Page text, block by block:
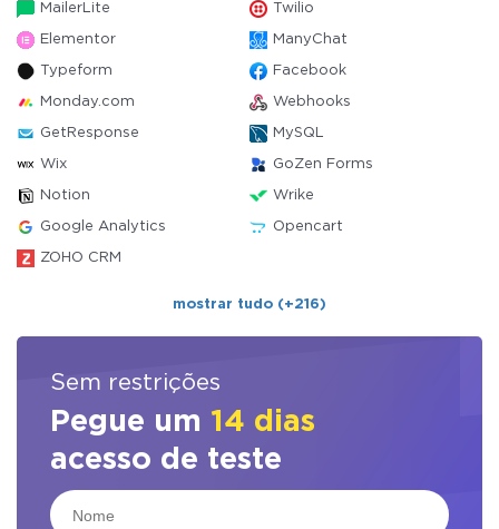
MailerLite Twilio
Elementor ManyChat
Typeform Facebook
Monday.com Webhooks
GetResponse MySQL
Wix GoZen Forms
Notion Wrike
Google Analytics Opencart
ZOHO CRM
mostrar tudo (+216)
Sem restrições
Pegue um 14 dias
acesso de teste